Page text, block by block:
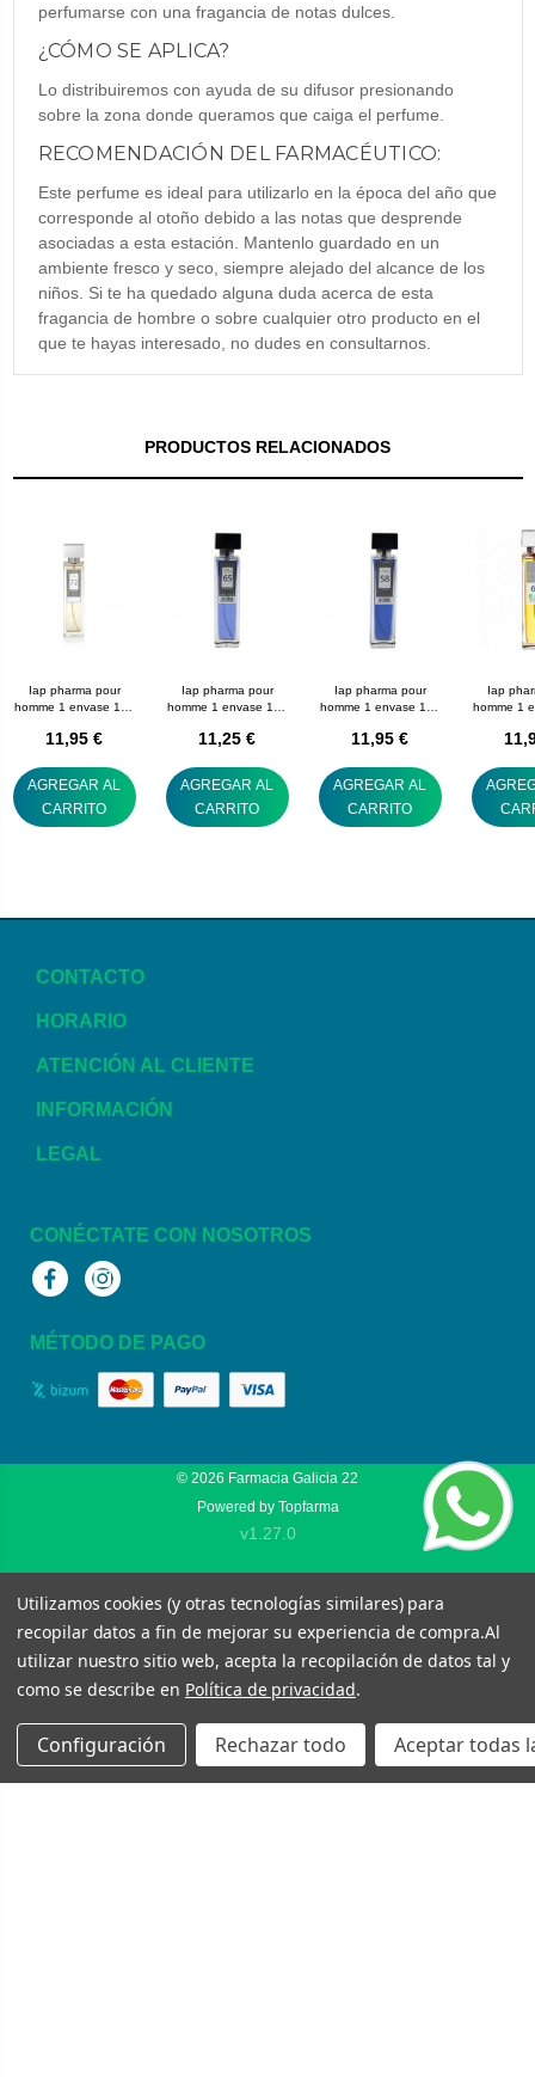
perfumarse con una fragancia de notas dulces.
¿CÓMO SE APLICA?
Lo distribuiremos con ayuda de su difusor presionando
sobre la zona donde queramos que caiga el perfume.
RECOMENDACIÓN DEL FARMACÉUTICO:
Este perfume es ideal para utilizarlo en la época del año que
corresponde al otoño debido a las notas que desprende
asociadas a esta estación. Mantenlo guardado en un
ambiente fresco y seco, siempre alejado del alcance de los
niños. Si te ha quedado alguna duda acerca de esta
fragancia de hombre o sobre cualquier otro producto en el
que te hayas interesado, no dudes en consultarnos.
PRODUCTOS RELACIONADOS
Iap pharma pour
homme 1 envase 150
11,95 €
AGREGAR AL
CARRITO
Iap pharma pour
homme 1 envase 150
11,25 €
AGREGAR AL
CARRITO
Iap pharma pour
homme 1 envase 150
11,95 €
AGREGAR AL
CARRITO
Iap
homme 1
CONTACTO
HORARIO
ATENCIÓN AL CLIENTE
INFORMACIÓN
LEGAL
CONÉCTATE CON NOSOTROS
FacebookInstagram
MÉTODO DE PAGO
© 2026 Farmacia Galicia 22
Powered by Topfarma
v1.27.0
Utilizamos cookies (y otras tecnologías similares) para
recopilar datos a fin de mejorar su experiencia de compra.Al
utilizar nuestro sitio web, acepta la recopilación de datos tal y
como se describe en Política de privacidad.
Configuración Rechazar todo Aceptar todas